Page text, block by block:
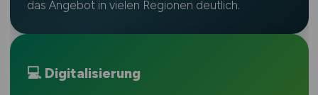
das Angebot in vielen Regionen deutlich.
💻 Digitalisierung